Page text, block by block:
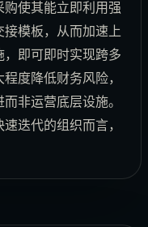
使其能立即利用强
模板，从而加速上
即可即时实现跨多
度降低财务风险，
非运营底层设施。
迭代的组织而言，